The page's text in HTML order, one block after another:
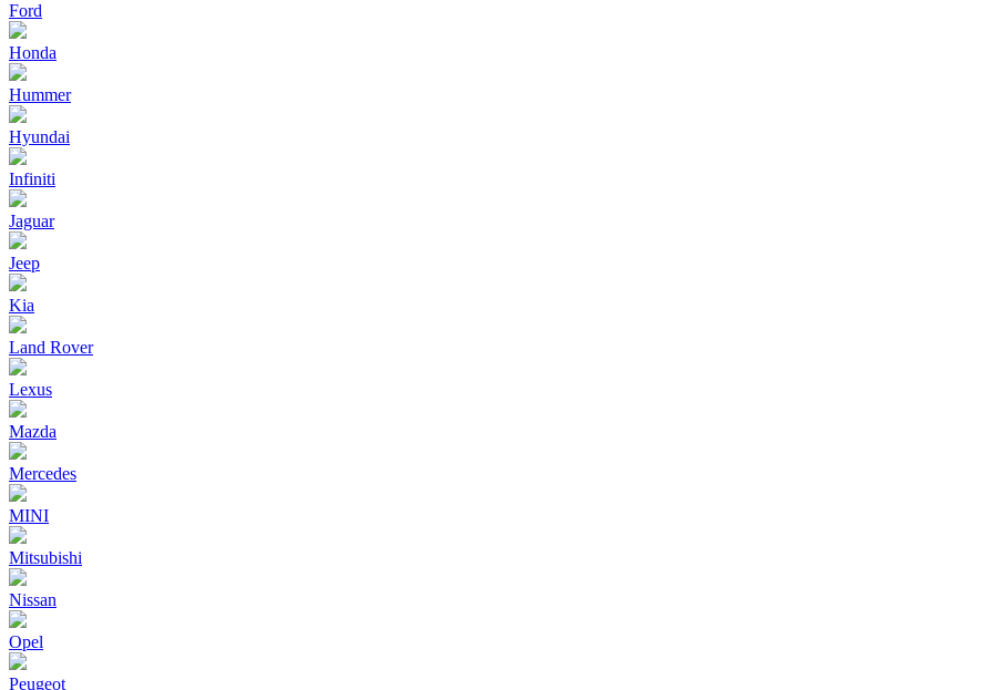
Ford
Honda
Hummer
Hyundai
Infiniti
Jaguar
Jeep
Kia
Land Rover
Lexus
Mazda
Mercedes
MINI
Mitsubishi
Nissan
Opel
Peugeot